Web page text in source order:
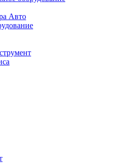
Авто